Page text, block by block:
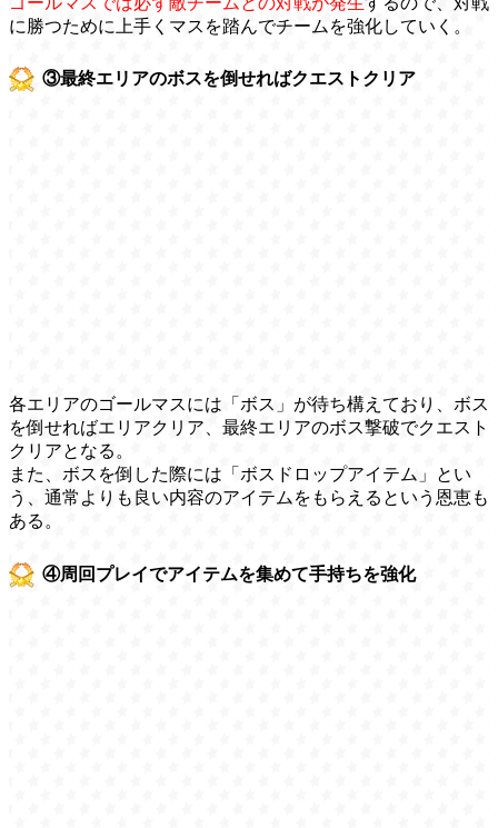
に勝つために上手くマスを踏んでチームを強化していく。
③最終エリアのボスを倒せればクエストクリア
各エリアのゴールマスには「ボス」が待ち構えており、ボス
を倒せればエリアクリア、最終エリアのボス撃破でクエスト
クリアとなる。
また、ボスを倒した際には「ボスドロップアイテム」とい
う、通常よりも良い内容のアイテムをもらえるという恩恵も
ある。
④周回プレイでアイテムを集めて手持ちを強化